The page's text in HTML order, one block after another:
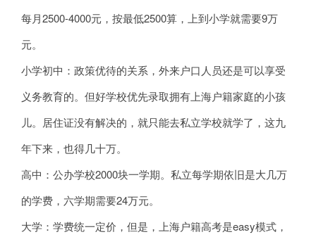
每月2500-4000元，按最低2500算，上到小学就需要9万
元。
小学初中：政策优待的关系，外来户口人员还是可以享受
义务教育的。但好学校优先录取拥有上海户籍家庭的小孩
儿。居住证没有解决的，就只能去私立学校就学了，这九
年下来，也得几十万。
高中：公办学校2000块一学期。私立每学期依旧是大几万
的学费，六学期需要24万元。
大学：学费统一定价，但是，上海户籍高考是easy模式，